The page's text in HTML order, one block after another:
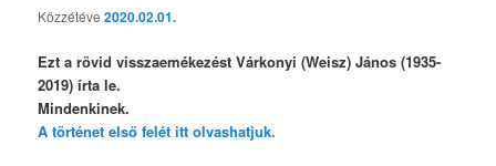
Közzétéve2020.02.01.
Ezt a rövid visszaemékezést Várkonyi (Weisz) János (1935-
2019) írta le.
Mindenkinek.
A történet első felét itt olvashatjuk.